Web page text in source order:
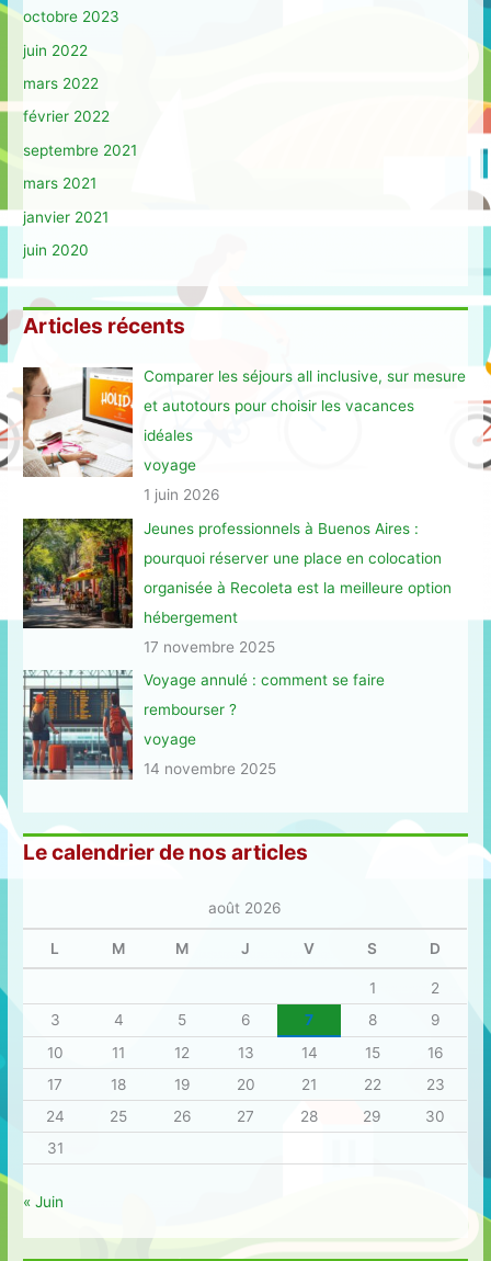
octobre 2023
juin 2022
mars 2022
février 2022
septembre 2021
mars 2021
janvier 2021
juin 2020
Articles récents
Comparer les séjours all inclusive, sur mesure
et autotours pour choisir les vacances
idéales
voyage
1 juin 2026
Jeunes professionnels à Buenos Aires :
pourquoi réserver une place en colocation
organisée à Recoleta est la meilleure option
hébergement
17 novembre 2025
Voyage annulé : comment se faire
rembourser ?
voyage
14 novembre 2025
Le calendrier de nos articles
août 2026
L M M J V S D
1
2
3
4 5 6 7 8
9
10
11 12 13 14 15
16
17
18 19 20 21 22
23
24
25 26 27 28 29
30
31
« Juin